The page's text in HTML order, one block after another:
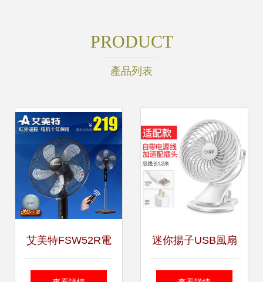
PRODUCT
產品列表
艾美特FSW52R電
風扇測評 遙控落地
迷你揚子USB風扇
夏日里的清涼運維